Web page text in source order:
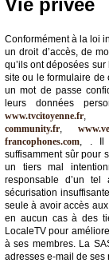
Vie privée
Conformément à la loi
un droit d’accès, de
qu’ils ont déposées
site ou le formulaire de
un mot de passe
leurs données
www.tvcitoyenne.fr
community.fr
francophones.com , . Il
suffisamment sûr pour
un tiers mal
responsable d’un
sécurisation
seule à avoir accès
en aucun cas à des
LocaleTV pour
à ses membres. La
adresses e-mail de ses